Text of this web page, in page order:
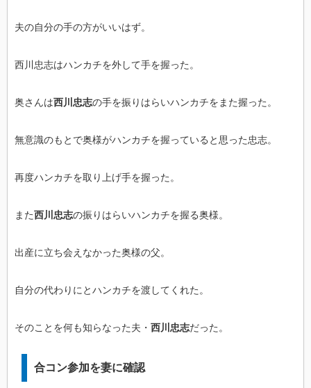
夫の自分の手の方がいいはず。
西川忠志はハンカチを外して手を握った。
奥さんは西川忠志の手を振りはらいハンカチをまた握った。
無意識のもとで奥様がハンカチを握っていると思った忠志。
再度ハンカチを取り上げ手を握った。
また西川忠志の振りはらいハンカチを握る奥様。
出産に立ち会えなかった奥様の父。
自分の代わりにとハンカチを渡してくれた。
そのことを何も知らなった夫・ 西川忠志だった。
合コン参加を妻に確認